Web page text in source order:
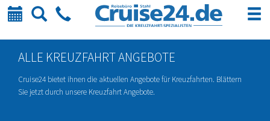
Kalender
SucheTelefon
ALLE KREUZFAHRT ANGEBOTE
Cruise24 bietet ihnen die aktuellen Angebote für Kreuzfahrten. Blättern
Sie jetzt durch unsere Kreuzfahrt Angebote.